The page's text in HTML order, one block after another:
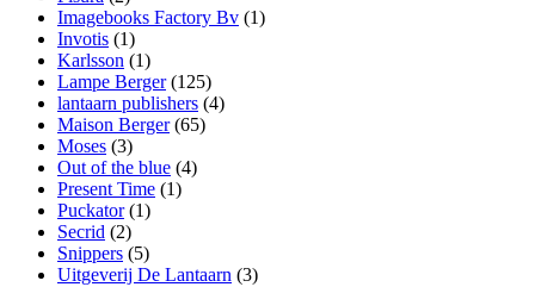
Imagebooks Factory Bv (1)
Invotis (1)
Karlsson (1)
Lampe Berger (125)
lantaarn publishers (4)
Maison Berger (65)
Moses (3)
Out of the blue (4)
Present Time (1)
Puckator (1)
Secrid (2)
Snippers (5)
Uitgeverij De Lantaarn (3)